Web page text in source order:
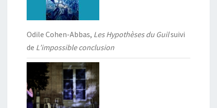
Odile Cohen-Abbas, Les Hypothèses du Guilsuivi
de L’impossible conclusion